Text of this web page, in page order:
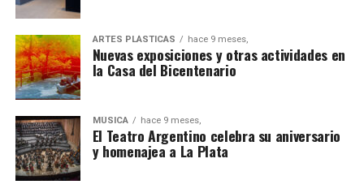
ARTES PLÁSTICAS hace 9 meses,
Nuevas exposiciones y otras actividades en
la Casa del Bicentenario
MÚSICA hace 9 meses,
El Teatro Argentino celebra su aniversario
y homenajea a La Plata